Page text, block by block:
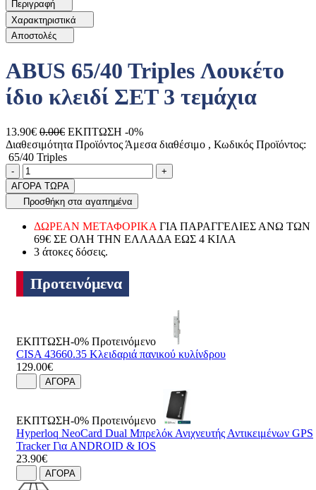
Περιγραφή
Χαρακτηριστικά
Αποστολές
ABUS 65/40 Triples Λουκέτο
ίδιο κλειδί ΣΕΤ 3 τεμάχια
13.90€ 0.00€ ΕΚΠΤΩΣΗ -0%
Διαθεσιμότητα Προϊόντος Άμεσα διαθέσιμο , Κωδικός Προϊόντος:
65/40 Triples
Ποσότητα
-product.increase.quantity +
ΑΓΟΡΑ ΤΩΡΑ
Προσθήκη στα αγαπημένα
ΔΩΡΕΑΝ ΜΕΤΑΦΟΡΙΚΑ ΓΙΑ ΠΑΡΑΓΓΕΛΙΕΣ ΑΝΩ ΤΩΝ
69€ ΣΕ ΟΛΗ ΤΗΝ ΕΛΛΑΔΑ ΕΩΣ 4 ΚΙΛΑ
3 άτοκες δόσεις.
Προτεινόμενα
ΕΚΠΤΩΣΗ-0% Προτεινόμενο
CISA 43660.35 Κλειδαριά πανικού κυλίνδρου
129.00€
ΑΓΟΡΑ
ΕΚΠΤΩΣΗ-0% Προτεινόμενο
Hyperloq NeoCard Dual Μπρελόκ Ανιχνευτής Αντικειμένων GPS
Tracker Για ANDROID & IOS
23.90€
ΑΓΟΡΑ